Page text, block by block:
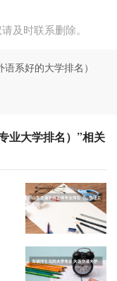
及时联系删除。
系好的大学排名）
业大学排名）”相关